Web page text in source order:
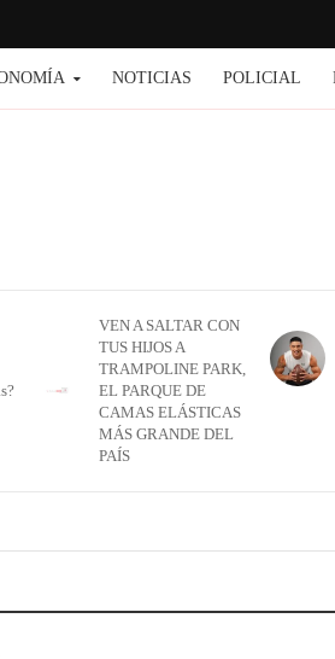
NOTICIAS POLICIAL
VEN A SALTAR CON
TUS HIJOS A
TRAMPOLINE PARK,
EL PARQUE DE
CAMAS ELÁSTICAS
MÁS GRANDE DEL
PAÍS